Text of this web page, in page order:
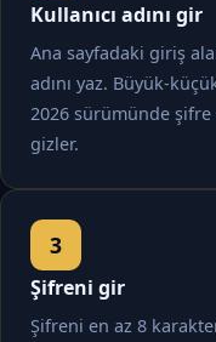
Kullanıcı adını gir
Ana sayfadaki giriş
adını yaz. Büyük-
2026 sürümünde
gizler.
Şifreni gir
Şifreni en az 8